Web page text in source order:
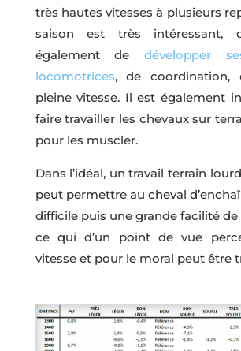
très hautes vitesses à plusieurs
saison est très intéressant,
également de développer
locomotrices, de coordination,
pleine vitesse. Il est également
faire travailler les chevaux sur
pour les muscler.
Dans l’idéal, un travail terrain
peut permettre au cheval
difficile puis une grande facilité
ce qui d’un point de vue
vitesse et pour le moral peut être